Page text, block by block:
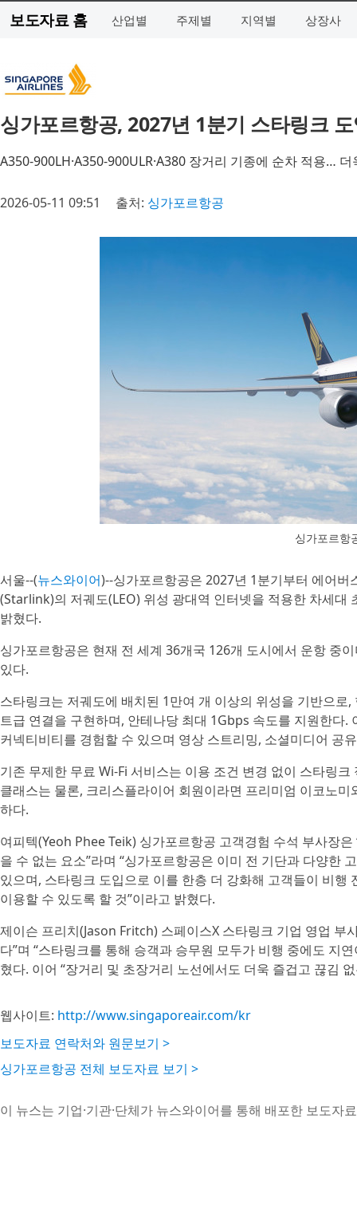
보도자료 홈 산업별 주제별 지역별 상장사
싱가포르항공, 2027년 1분기 스타링크
A350-900LH·A350-900ULR·A380 장거리 기종에 순차 적용…
2026-05-11 09:51 출처: 싱가포르항공
싱가포르항
서울--(뉴스와이어)--싱가포르항공은 2027년 1분기부터 에어
(Starlink)의 저궤도(LEO) 위성 광대역 인터넷을 적용한 차세
밝혔다.
싱가포르항공은 현재 전 세계 36개국 126개 도시에서 운항 중
있다.
스타링크는 저궤도에 배치된 1만여 개 이상의 위성을 기반으
트급 연결을 구현하며, 안테나당 최대 1Gbps 속도를 지원한다
커넥티비티를 경험할 수 있으며 영상 스트리밍, 소셜미디어 공
기존 무제한 무료 Wi-Fi 서비스는 이용 조건 변경 없이 스타링
클래스는 물론, 크리스플라이어 회원이라면 프리미엄 이코노
하다.
여피텍(Yeoh Phee Teik) 싱가포르항공 고객경험 수석 부사장
을 수 없는 요소”라며 “싱가포르항공은 이미 전 기단과 다양한
있으며, 스타링크 도입으로 이를 한층 더 강화해 고객들이 비
이용할 수 있도록 할 것”이라고 밝혔다.
제이슨 프리치(Jason Fritch) 스페이스X 스타링크 기업 영업
다”며 “스타링크를 통해 승객과 승무원 모두가 비행 중에도 지
혔다. 이어 “장거리 및 초장거리 노선에서도 더욱 즐겁고 끊김
웹사이트: http://www.singaporeair.com/kr
보도자료 연락처와 원문보기 >
싱가포르항공 전체 보도자료 보기 >
이 뉴스는 기업·기관·단체가 뉴스와이어를 통해 배포한 보도자